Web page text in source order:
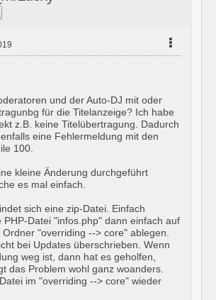
und der Auto-DJ mit oder
für die Titelanzeige? Ich habe
z.B. keine Titelübertragung. Dadurch
eine Fehlermeldung mit den
100.
kleine Änderung durchgeführt
es mal einfach.
sich eine zip-Datei. Einfach
PHP-Datei "infos.php" dann einfach auf
"overriding --> core" ablegen.
bei Updates überschrieben. Wenn
weg ist, dann hat es geholfen,
das Problem wohl ganz woanders.
im "overriding --> core" wieder